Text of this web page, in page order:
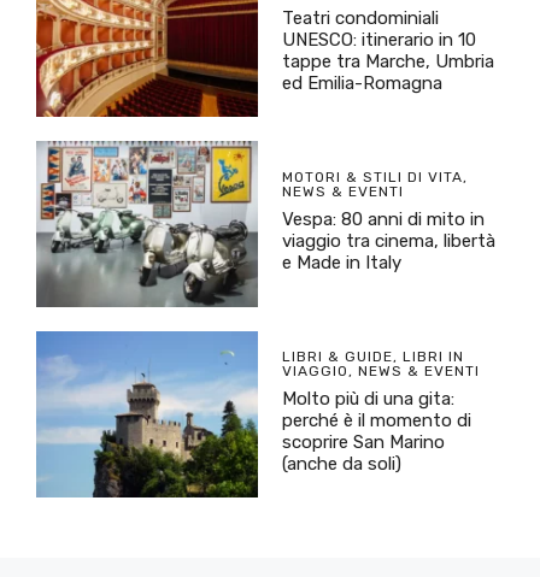
Teatri condominiali
UNESCO: itinerario in 10
tappe tra Marche, Umbria
ed Emilia-Romagna
MOTORI & STILI DI VITA,
NEWS & EVENTI
Vespa: 80 anni di mito in
viaggio tra cinema, libertà
e Made in Italy
LIBRI & GUIDE, LIBRI IN
VIAGGIO , NEWS & EVENTI
Molto più di una gita:
perché è il momento di
scoprire San Marino
(anche da soli)